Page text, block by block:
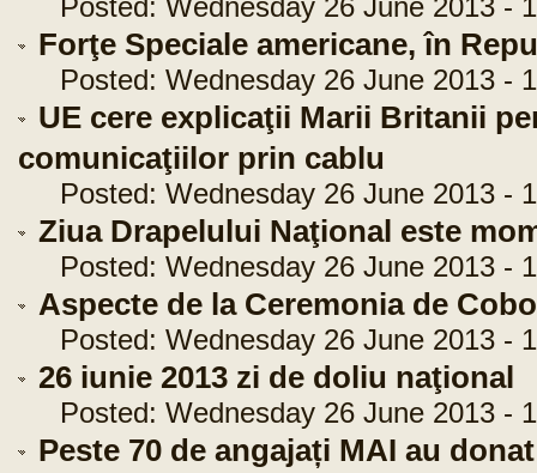
Posted: Wednesday 26 June 2013 -
Forţe Speciale americane, în
Posted: Wednesday 26 June 2013 -
UE cere explicaţii Marii Britanii
comunicaţiilor prin cablu
Posted: Wednesday 26 June 2013 -
Ziua Drapelului Naţional este
Posted: Wednesday 26 June 2013 -
Aspecte de la Ceremonia de
Posted: Wednesday 26 June 2013 -
26 iunie 2013 zi de doliu naţional
Posted: Wednesday 26 June 2013 -
Peste 70 de angajați MAI au